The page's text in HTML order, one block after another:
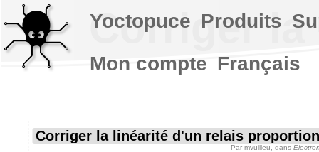
Corriger
Corriger la linéarité d'un relais
Par mvuilleu , dans
Yoctopuce Produits
Mon compte Français